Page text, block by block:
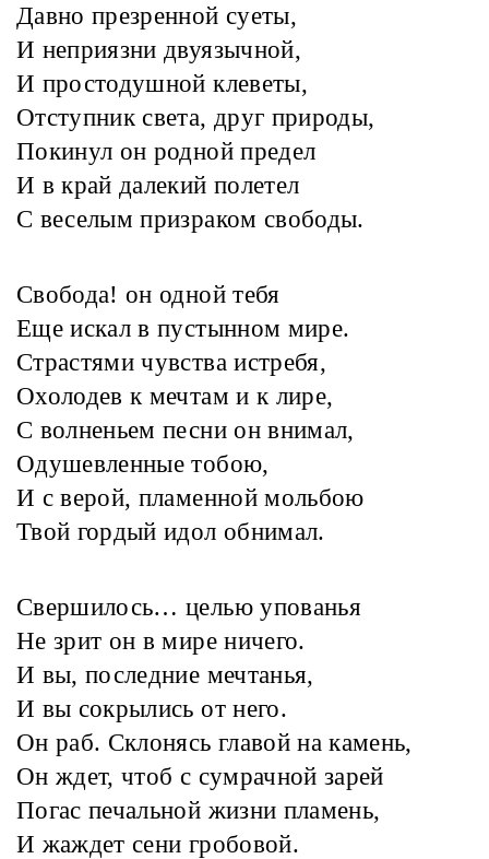
Давно презренной суеты,
И неприязни двуязычной,
И простодушной клеветы,
Отступник света, друг природы,
Покинул он родной предел
И в край далекий полетел
С веселым призраком свободы.
Свобода! он одной тебя
Еще искал в пустынном мире.
Страстями чувства истребя,
Охолодев к мечтам и к лире,
С волненьем песни он внимал,
Одушевленные тобою,
И с верой, пламенной мольбою
Твой гордый идол обнимал.
Свершилось… целью упованья
Не зрит он в мире ничего.
И вы, последние мечтанья,
И вы сокрылись от него.
Он раб. Склонясь главой на камень,
Он ждет, чтоб с сумрачной зарей
Погас печальной жизни пламень,
И жаждет сени гробовой.